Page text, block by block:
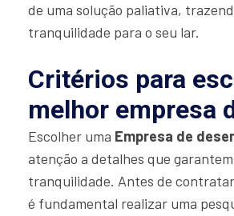
de uma solução paliativa,
tranquilidade para o seu lar.
Critérios para
melhor empresa
Escolher uma Empresa de
atenção a detalhes que
tranquilidade. Antes de
é fundamental realizar uma